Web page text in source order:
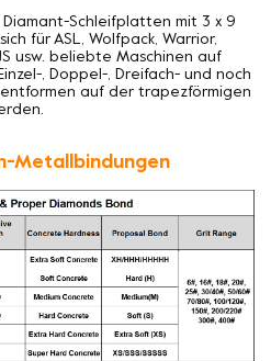
Diamant-Schleifplatten mit 3 x 9
für ASL, Wolfpack, Warrior,
usw. beliebte Maschinen auf
, Doppel-, Dreifach- und noch
auf der trapezförmigen
Metallbindungen